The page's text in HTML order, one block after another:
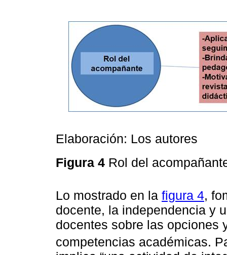
Elaboración: Los autores
Figura 4 Rol del
Lo mostrado en la figura 4,
docente, la independencia y
docentes sobre las opciones
competencias académicas.